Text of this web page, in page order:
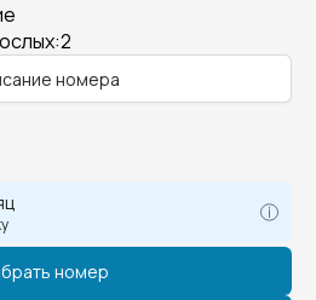
номера
номер